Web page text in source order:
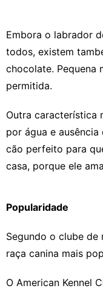
Embora o labrador
todos, existem
chocolate. Pequena
permitida.
Outra característica
por água e
cão perfeito para
casa, porque ele
Popularidade
Segundo o clube de
raça canina mais
O American Kennel